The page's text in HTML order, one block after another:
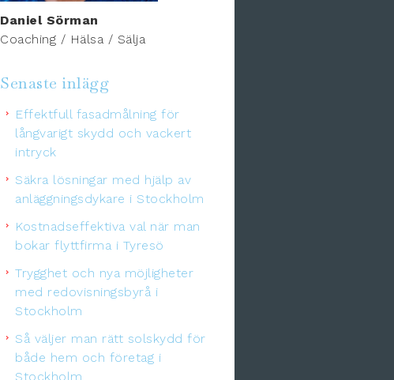
Daniel Sörman
Coaching / Hälsa / Sälja
Senaste inlägg
Effektfull fasadmålning för
långvarigt skydd och vackert
intryck
Säkra lösningar med hjälp av
anläggningsdykare i Stockholm
Kostnadseffektiva val när man
bokar flyttfirma i Tyresö
Trygghet och nya möjligheter
med redovisningsbyrå i
Stockholm
Så väljer man rätt solskydd för
både hem och företag i
Stockholm